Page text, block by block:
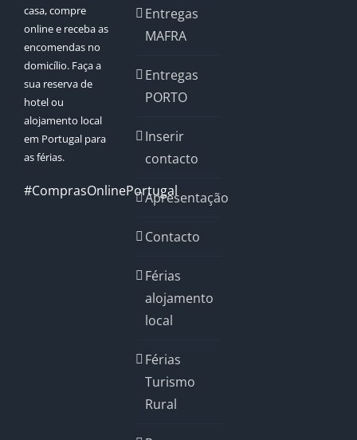
casa, compre
online e receba as
encomendas no
domicílio. Faça a
sua reserva de
hotel ou
alojamento local
em Portugal para
as férias.
#ComprasOnlinePortugal
Entregas
MAFRA
Entregas
PORTO
Inserir
contacto
Apresentação
Contacto
Férias
alojamento
local
Férias
Turismo
Rural